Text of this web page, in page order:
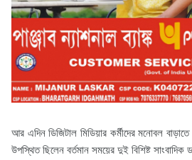
আর এদিন ডিজিটাল মিডিয়ার কর্মীদের মনোবল
উপস্থিত ছিলেন বর্তমান সময়ের দুই বিশিষ্ট সাংবাদিক